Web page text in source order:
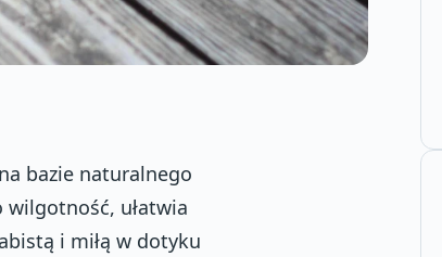
bazie naturalnego
ułatwia
i miłą w dotyku